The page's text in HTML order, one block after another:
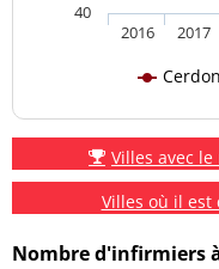
Cerdon
2016 2017
40
Villes avec
Villes où il
Nombre d'infirmiers